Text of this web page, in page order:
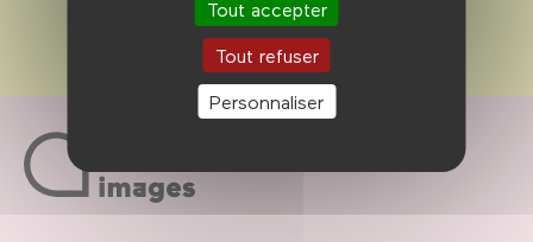
Tout accepter
Tout refuser
Personnaliser